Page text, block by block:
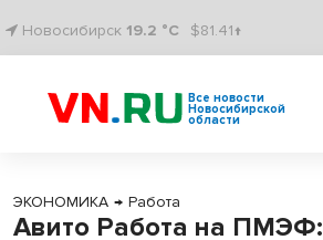
Новосибирск 19.2 °C $81.41↑
Все новости
Новосибирской
области
ЭКОНОМИКА → Работа
Авито Работа на ПМЭФ: